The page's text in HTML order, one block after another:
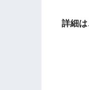
詳細は